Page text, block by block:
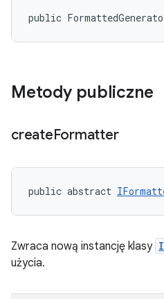
public
Metody publiczne
createFormatter
public abstract
Zwraca nową instancję klasy
użycia.